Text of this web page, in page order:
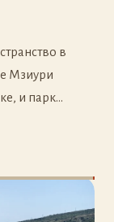
в
Мзиури
и парк